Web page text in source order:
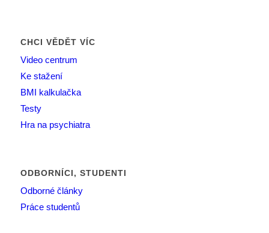
CHCI VĚDĚT VÍC
Video centrum
Ke stažení
BMI kalkulačka
Testy
Hra na psychiatra
ODBORNÍCI, STUDENTI
Odborné články
Práce studentů